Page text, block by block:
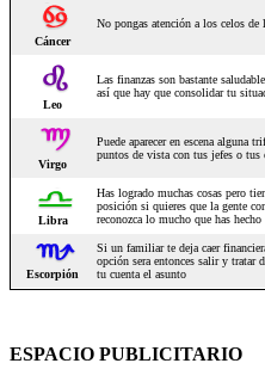
ESPACIO PUBLICITARIO